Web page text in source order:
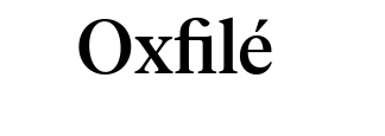
Oxfilé